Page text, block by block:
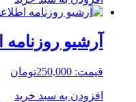
آرشیو روزنامه
قیمت: 250,000تومان
افزودن به سبد خرید